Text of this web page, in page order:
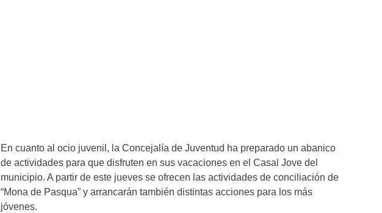
En cuanto al ocio juvenil, la Concejalía de Juventud ha preparado un abanico
de actividades para que disfruten en sus vacaciones en el Casal Jove del
municipio. A partir de este jueves se ofrecen las actividades de conciliación de
“Mona de Pasqua” y arrancarán también distintas acciones para los más
jóvenes.